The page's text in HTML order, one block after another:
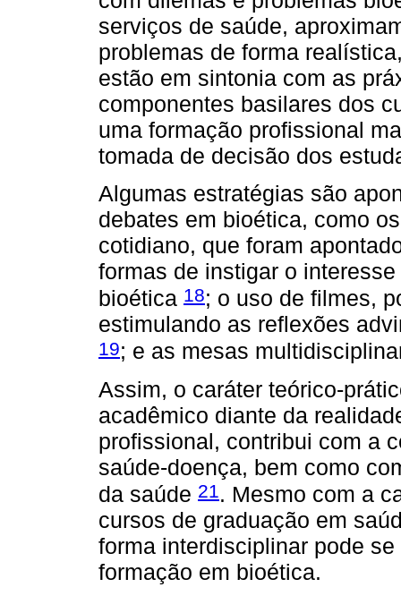
serviços de saúde,
problemas de forma
estão em sintonia com as
componentes basilares dos
uma formação profissional
tomada de decisão dos
Algumas estratégias são
debates em bioética, como
cotidiano, que foram
formas de instigar o
bioética 18; o uso de filmes,
estimulando as reflexões
19; e as mesas
Assim, o caráter teórico-
acadêmico diante da
profissional, contribui com a
saúde-doença, bem como
da saúde 21. Mesmo com a
cursos de graduação em
forma interdisciplinar pode
formação em bioética.